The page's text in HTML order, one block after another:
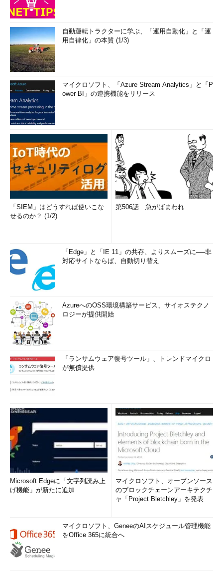
自動運転トラクターに学ぶ、「運用自動化」と「運
用自律化」の本質 (1/3)
マイクロソフト、「Azure Stream Analytics」と「P
ower BI」の連携機能をリリース
「SIEM」はどうすれば使いこな
せるのか？ (1/2)
第506話 急がばまわれ
「Edge」と「IE 11」の共存、よりスムーズに──非
対応サイトならば、自動切り替え
AzureへのOSS環境構築サービス、サイオステクノ
ロジーが提供開始
「ランサムウェア復号ツール」、トレンドマイクロ
が無償提供
Microsoft Edgeに「文字列読み上
げ機能」が新たに追加
マイクロソフト、オープンソース
のブロックチェーンアーキテクチ
ャ「Project Bletchley」を発表
マイクロソフト、GeneeのAIスケジュール管理機能
をOffice 365に統合へ